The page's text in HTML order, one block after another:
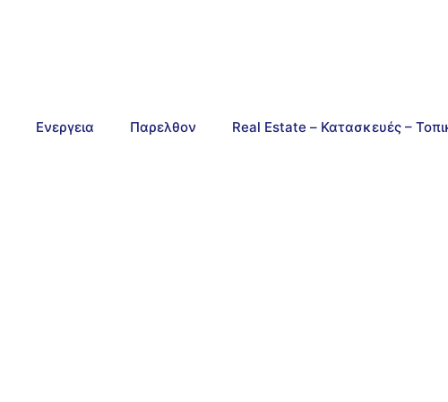
Ενεργεια Παρελθον Real Estate – Κατασκευές –